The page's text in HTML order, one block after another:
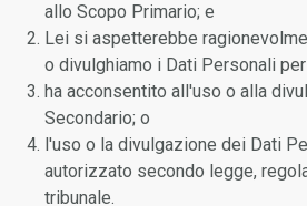
allo Scopo Primario; e
Lei si aspetterebbe
o divulghiamo i Dati Personali
ha acconsentito all'uso o alla
Secondario; o
l'uso o la divulgazione dei Dati
autorizzato secondo legge,
tribunale.